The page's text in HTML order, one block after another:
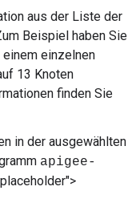
aus der Liste der
Beispiel haben Sie
einzelnen
13 Knoten
finden Sie
in der ausgewählten
apigee-